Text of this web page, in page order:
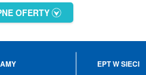
OFERTY
EPT W SIECI